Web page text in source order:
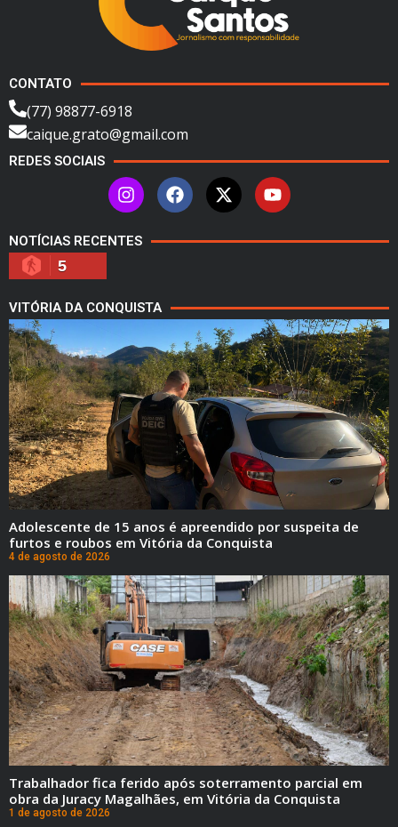
CONTATO
(77) 98877-6918
caique.grato@gmail.com
REDES SOCIAIS
NOTÍCIAS RECENTES
5
VITÓRIA DA CONQUISTA
Adolescente de 15 anos é apreendido por suspeita de
furtos e roubos em Vitória da Conquista
4 de agosto de 2026
Trabalhador fica ferido após soterramento parcial em
obra da Juracy Magalhães, em Vitória da Conquista
1 de agosto de 2026